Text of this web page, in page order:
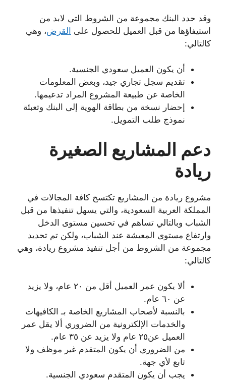
وقد حدد البنك مجموعة من الشروط التي لابد من
استيفاؤها من قبل العميل للحصول على القرض، وهي
كالتالي:
أن يكون العميل سعودي الجنسية.
تقديم سجل تجاري جيد، وبعض المعلومات
الخاصة عن طبيعة المشروع المراد تدعيمها.
إحضار نسخة من بطاقة الهوية إلى البنك وتعبئة
نموذج طلب التمويل.
دعم المشاريع الصغيرة
ريادة
مشروع ريادة من المشاريع تكتسح كافة المجالات في
المملكة العربية السعودية، والتي يسهل تنفيذها من قبل
الشباب وبالتالي تساهم في تحسين مستوى الدخل
وارتفاع مستوى المعيشة عند الشباب، ولكن تم تحديد
مجموعة من الشروط من أجل تنفيذ مشروع ريادة، وهي
كالتالي:
ألا يكون عمر العميل أقل من ٢٠ عام، ولا يزيد
عن ٦٠ عام.
بالنسبة لأصحاب المشاريع الخاصة بـ الكافيهات
والخدمات الإلكترونية من الضروري ألا يقل عمر
العميل عن٢٥ عام ولا يزيد عن ٣٥ عام.
من الضروري أن يكون المتقدم غير موظف ولا
تابع لأي جهة.
يجب أن يكون المتقدم سعودي الجنسية.